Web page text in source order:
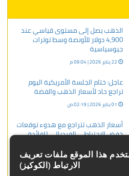
الذهب يصل إلى مستوى قياسي عند
4,900 دولار للأونصة وسط توترات
جيوسياسية
عاجل: ختام الجلسة الأمريكية اليوم
تراجع حاد لأسعار الذهب والفضة
أسعار الذهب تتراجع مع هدوء توقعات
خفض الاحتياطي الفيدرالي للفائدة
هذا الموقع ملفات تعريف
الارتباط (الكوكيز)